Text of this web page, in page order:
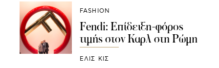
FASHION
Fendi: Επίδειξη-φόρος
τιμής στον Καρλ στη Ρώμη
ΕΛΙΣ ΚΙΣ